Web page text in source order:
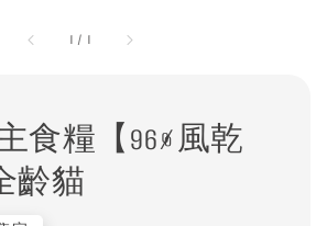
1 / 1
主食糧【96%風乾
齡貓